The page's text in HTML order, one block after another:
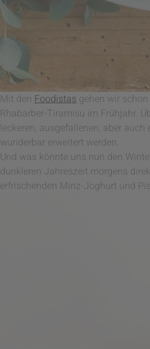
Mit den Foodistas gehen wir
Rhabarber-Tiramisu im Frühjahr.
leckeren, ausgefallenen, aber
wunderbar erweitert werden.
Und was könnte uns nun den
dunkleren Jahreszeit morgens
erfrischenden Minz-Joghurt und